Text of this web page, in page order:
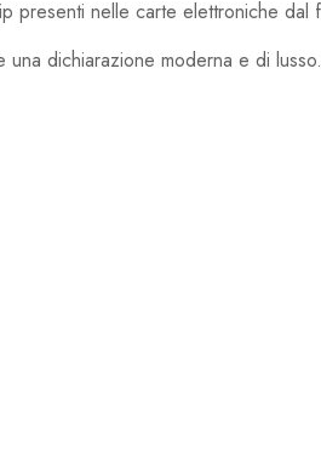
presenti nelle carte elettroniche dal
dichiarazione moderna e di